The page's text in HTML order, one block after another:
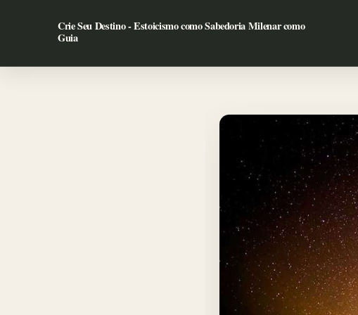
Crie Seu Destino - Estoicismo como Sabedoria Milenar como
Guia